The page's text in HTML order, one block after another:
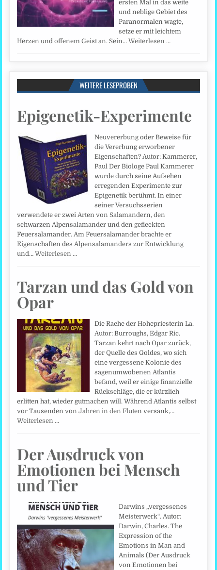
ersten Mal in das weite
und neblige Gebiet des
Paranormalen wagte,
setze er mit leichtem
Herzen und offenem Geist an. Sein…Weiterlesen …
WEITERE LESEPROBEN
Epigenetik-Experimente
Neuvererbung oder Beweise für
die Vererbung erworbener
Eigenschaften? Autor: Kammerer,
Paul Der Biologe Paul Kammerer
wurde durch seine Aufsehen
erregenden Experimente zur
Epigenetik berühmt. In einer
seiner Versuchsserien
verwendete er zwei Arten von Salamandern, den
schwarzen Alpensalamander und den gefleckten
Feuersalamander. Am Feuersalamander brachte er
Eigenschaften des Alpensalamanders zur Entwicklung
und…Weiterlesen …
Tarzan und das Gold von
Opar
Die Rache der Hohepriesterin La.
Autor: Burroughs, Edgar Ric.
Tarzan kehrt nach Opar zurück,
der Quelle des Goldes, wo sich
eine vergessene Kolonie des
sagenumwobenen Atlantis
befand, weil er einige finanzielle
Rückschläge, die er kürzlich
erlitten hat, wieder gutmachen will. Während Atlantis selbst
vor Tausenden von Jahren in den Fluten versank,…
Weiterlesen …
Der Ausdruck von
Emotionen bei Mensch
und Tier
Darwins „vergessenes
Meisterwerk“. Autor:
Darwin, Charles. The
Expression of the
Emotions in Man and
Animals (Der Ausdruck
von Emotionen bei